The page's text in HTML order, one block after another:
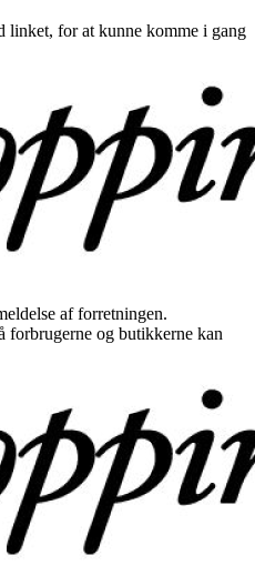
linket, for at kunne komme i gang
af forretningen.
forbrugerne og butikkerne kan